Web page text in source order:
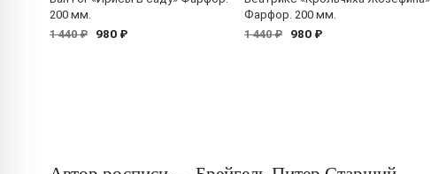
200 мм.
1 440 ₽
980 ₽
Фарфор. 200 мм.
1 440 ₽
980 ₽